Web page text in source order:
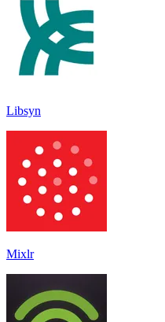
Libsyn
Mixlr